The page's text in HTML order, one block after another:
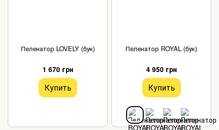
Пеленатор LOVELY (бук)
1 670 грн
Купить
Пеленатор ROYAL (бук)
4 950 грн
Купить